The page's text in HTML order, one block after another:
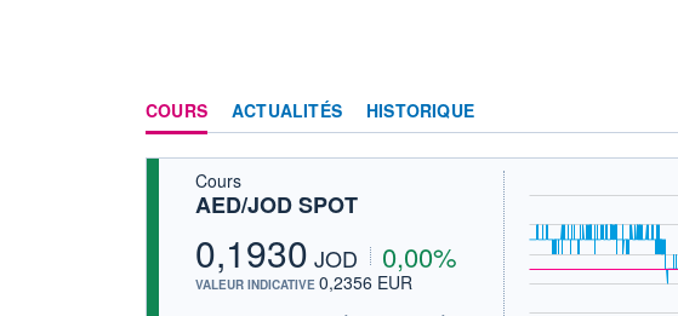
COURS ACTUALITÉS HISTORIQUE
Cours
AED/JOD SPOT
0,1930 JOD 0,00%
VALEUR INDICATIVE 0,2356 EUR